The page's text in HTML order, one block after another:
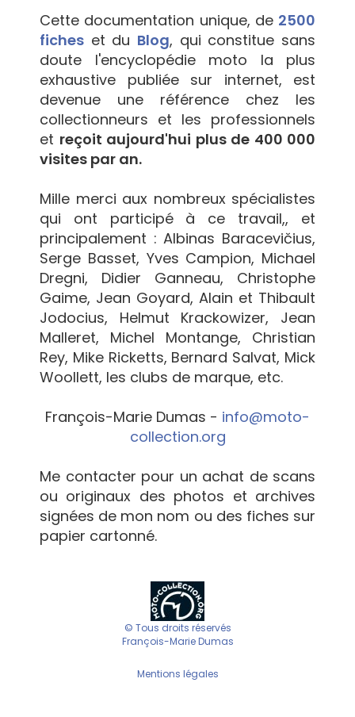
Cette documentation unique, de 2500
fiches et du Blog, qui constitue sans
doute l'encyclopédie moto la plus
exhaustive publiée sur internet, est
devenue une référence chez les
collectionneurs et les professionnels
et reçoit aujourd'hui plus de 400 000
visites par an.
Mille merci aux nombreux spécialistes
qui ont participé à ce travail,, et
principalement : Albinas Baracevičius,
Serge Basset, Yves Campion, Michael
Dregni, Didier Ganneau, Christophe
Gaime, Jean Goyard, Alain et Thibault
Jodocius, Helmut Krackowizer, Jean
Malleret, Michel Montange, Christian
Rey, Mike Ricketts, Bernard Salvat, Mick
Woollett, les clubs de marque, etc.
François-Marie Dumas - info@moto-
collection.org
Me contacter pour un achat de scans
ou originaux des photos et archives
signées de mon nom ou des fiches sur
papier cartonné.
© Tous droits réservés
François-Marie Dumas
Mentions légales